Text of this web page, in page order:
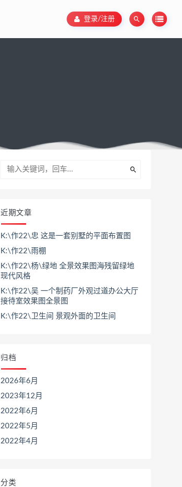
登录/注册
近期文章
K:\作22\忠 这是一套别墅的平面布置图
K:\作22\雨棚
K:\作22\杨\绿地 全景效果图海残留绿地
现代风格
K:\作22\吴 一个制药厂外观过道办公大厅
接待室效果图全景图
K:\作22\卫生间 景观外面的卫生间
归档
2026年6月
2023年12月
2022年6月
2022年5月
2022年4月
分类